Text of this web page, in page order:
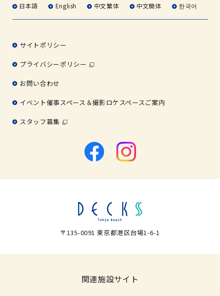
日本語 English 中文繁体 中文簡体 한국어
サイトポリシー
プライバシーポリシー
お問い合わせ
イベント催事スペース＆撮影ロケスペースご案内
スタッフ募集
〒135-0091 東京都港区台場1-6-1
関連施設サイト